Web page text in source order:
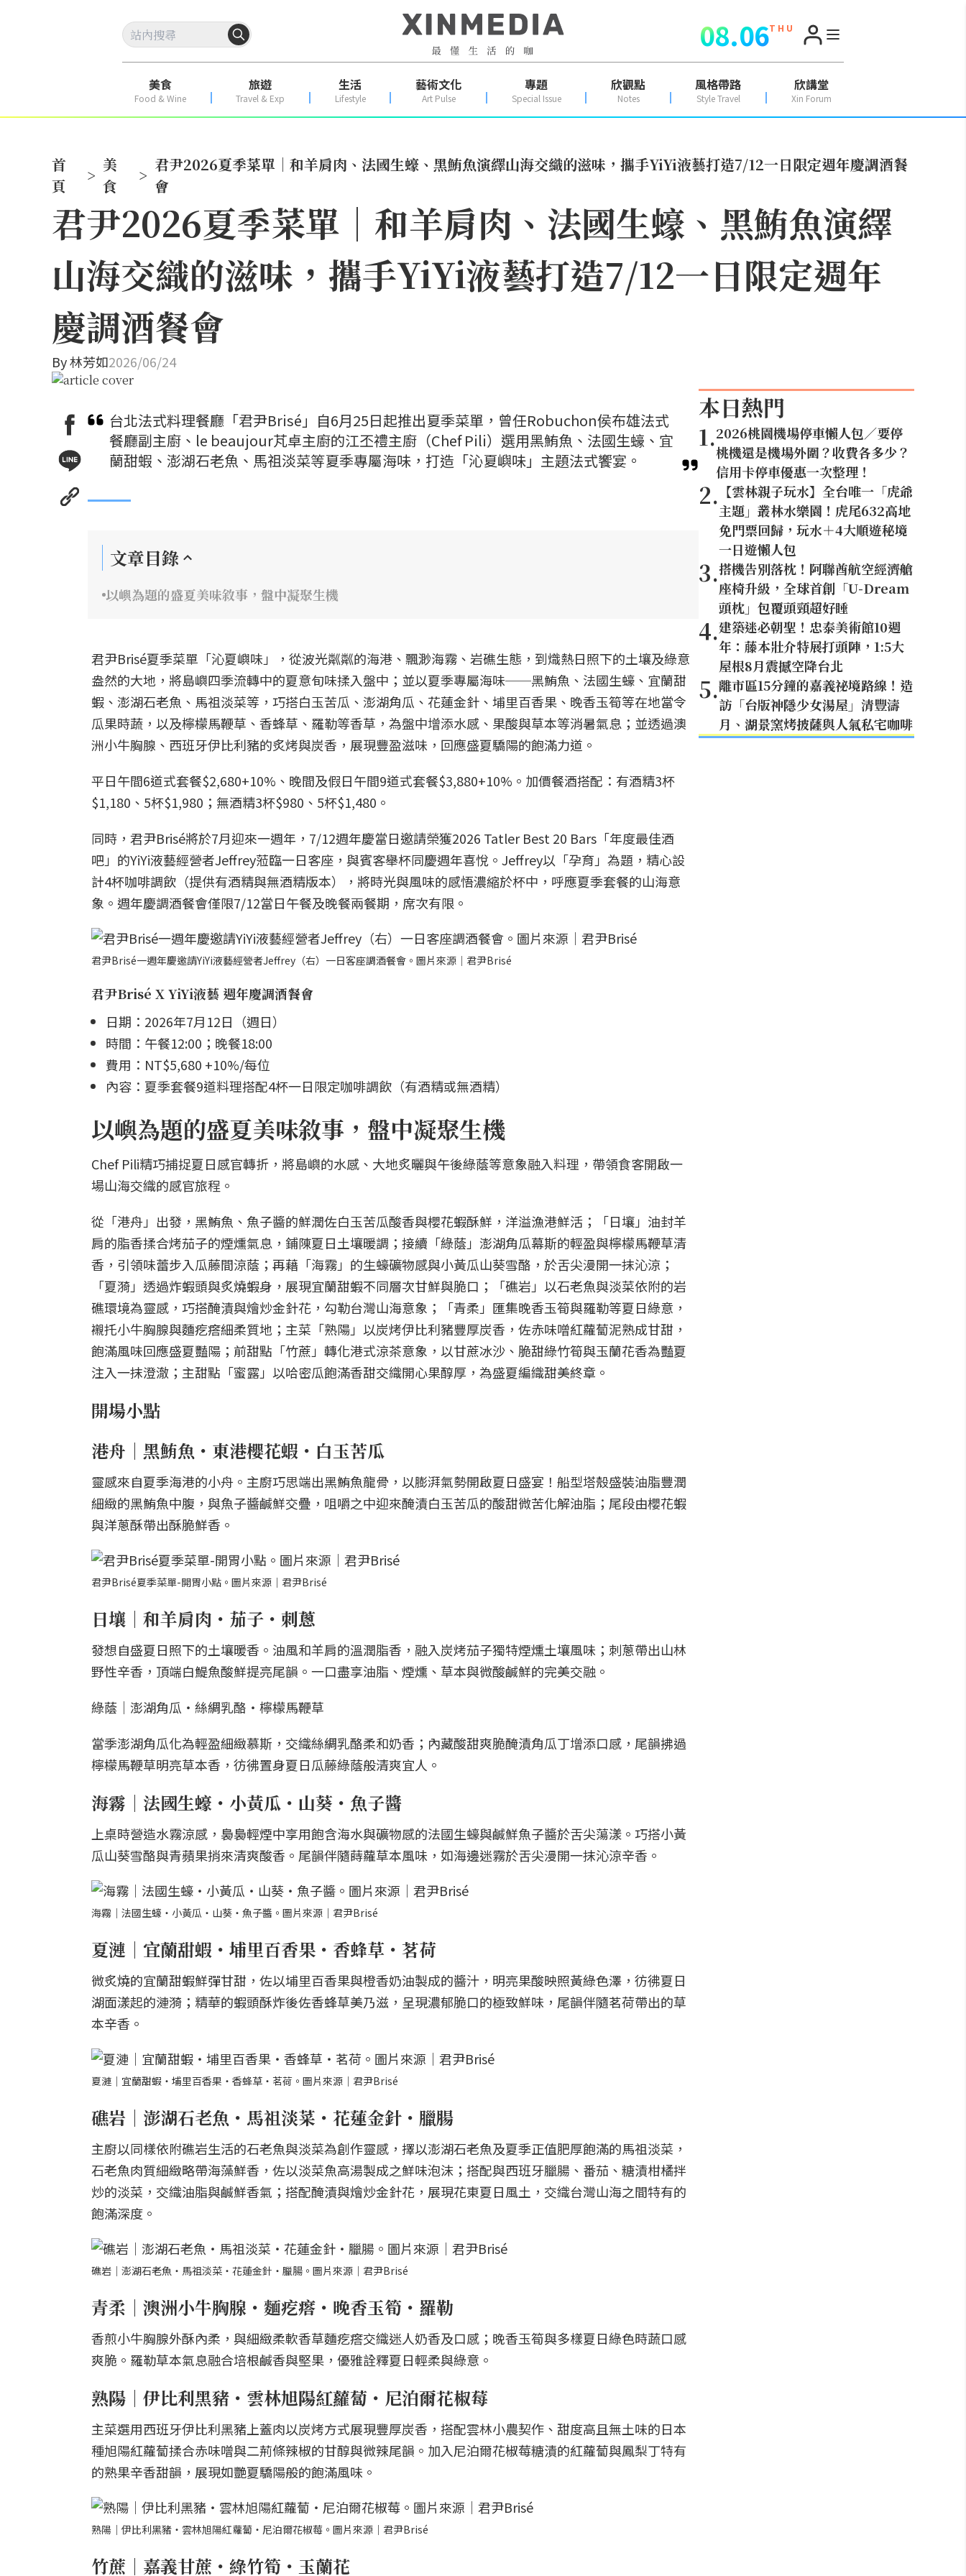
08.06T H U
美食
Food & Wine
旅遊
Travel & Exp
生活
Lifestyle
藝術文化
Art Pulse
專題
Special Issue
欣觀點
Notes
風格帶路
Style Travel
欣講堂
Xin Forum
首
頁
>
美
食
>
君尹2026夏季菜單｜和羊肩肉、法國生蠔、黑鮪魚演繹山海交織的滋味，攜手YiYi液藝打造7/12一日限定週年慶調酒餐
會
君尹2026夏季菜單｜和羊肩肉、法國生蠔、黑鮪魚演繹
山海交織的滋味，攜手YiYi液藝打造7/12一日限定週年
慶調酒餐會
By林芳如2026/06/24
台北法式料理餐廳「君尹Brisé」自6月25日起推出夏季菜單，曾任Robuchon侯布雄法式
餐廳副主廚、le beaujour芃卓主廚的江丕禮主廚（Chef Pili）選用黑鮪魚、法國生蠔、宜
蘭甜蝦、澎湖石老魚、馬祖淡菜等夏季專屬海味，打造「沁夏嶼味」主題法式饗宴。
文章目錄
以嶼為題的盛夏美味敘事，盤中凝聚生機
君尹Brisé夏季菜單「沁夏嶼味」，從波光粼粼的海港、飄渺海霧、岩礁生態，到熾熱日照下的土壤及綠意
盎然的大地，將島嶼四季流轉中的夏意旬味揉入盤中；並以夏季專屬海味──黑鮪魚、法國生蠔、宜蘭甜
蝦、澎湖石老魚、馬祖淡菜等，巧搭白玉苦瓜、澎湖角瓜、花蓮金針、埔里百香果、晚香玉筍等在地當令
瓜果時蔬，以及檸檬馬鞭草、香蜂草、羅勒等香草，為盤中增添水感、果酸與草本等消暑氣息；並透過澳
洲小牛胸腺、西班牙伊比利豬的炙烤與炭香，展現豐盈滋味，回應盛夏驕陽的飽滿力道。
平日午間6道式套餐$2,680+10%、晚間及假日午間9道式套餐$3,880+10%。加價餐酒搭配：有酒精3杯
$1,180、5杯$1,980；無酒精3杯$980、5杯$1,480。
同時，君尹Brisé將於7月迎來一週年，7/12週年慶當日邀請榮獲2026 Tatler Best 20 Bars「年度最佳酒
吧」的YiYi液藝經營者Jeffrey蒞臨一日客座，與賓客舉杯同慶週年喜悅。Jeffrey以「孕育」為題，精心設
計4杯咖啡調飲（提供有酒精與無酒精版本），將時光與風味的感悟濃縮於杯中，呼應夏季套餐的山海意
象。週年慶調酒餐會僅限7/12當日午餐及晚餐兩餐期，席次有限。
君尹Brisé一週年慶邀請YiYi液藝經營者Jeffrey（右）一日客座調酒餐會。圖片來源｜君尹Brisé
君尹Brisé X YiYi液藝 週年慶調酒餐會
日期：2026年7月12日（週日）
時間：午餐12:00；晚餐18:00
費用：NT$5,680 +10%/每位
內容：夏季套餐9道料理搭配4杯一日限定咖啡調飲（有酒精或無酒精）
以嶼為題的盛夏美味敘事，盤中凝聚生機
Chef Pili精巧捕捉夏日感官轉折，將島嶼的水感、大地炙曬與午後綠蔭等意象融入料理，帶領食客開啟一
場山海交織的感官旅程。
從「港舟」出發，黑鮪魚、魚子醬的鮮潤佐白玉苦瓜酸香與櫻花蝦酥鮮，洋溢漁港鮮活；「日壤」油封羊
肩的脂香揉合烤茄子的煙燻氣息，鋪陳夏日土壤暖調；接續「綠蔭」澎湖角瓜幕斯的輕盈與檸檬馬鞭草清
香，引領味蕾步入瓜藤間涼蔭；再藉「海霧」的生蠔礦物感與小黃瓜山葵雪酪，於舌尖漫開一抹沁涼；
「夏漪」透過炸蝦頭與炙燒蝦身，展現宜蘭甜蝦不同層次甘鮮與脆口；「礁岩」以石老魚與淡菜依附的岩
礁環境為靈感，巧搭醃漬與燴炒金針花，勾勒台灣山海意象；「青柔」匯集晚香玉筍與羅勒等夏日綠意，
襯托小牛胸腺與麵疙瘩細柔質地；主菜「熟陽」以炭烤伊比利豬豐厚炭香，佐赤味噌紅蘿蔔泥熟成甘甜，
飽滿風味回應盛夏豔陽；前甜點「竹蔗」轉化港式涼茶意象，以甘蔗冰沙、脆甜綠竹筍與玉蘭花香為豔夏
注入一抹澄澈；主甜點「蜜露」以哈密瓜飽滿香甜交織開心果醇厚，為盛夏編織甜美終章。
開場小點
港舟｜黑鮪魚・東港櫻花蝦・白玉苦瓜
靈感來自夏季海港的小舟。主廚巧思端出黑鮪魚龍骨，以膨湃氣勢開啟夏日盛宴！船型塔殼盛裝油脂豐潤
細緻的黑鮪魚中腹，與魚子醬鹹鮮交疊，咀嚼之中迎來醃漬白玉苦瓜的酸甜微苦化解油脂；尾段由櫻花蝦
與洋蔥酥帶出酥脆鮮香。
君尹Brisé夏季菜單-開胃小點。圖片來源｜君尹Brisé
日壤｜和羊肩肉・茄子・刺蔥
發想自盛夏日照下的土壤暖香。油風和羊肩的溫潤脂香，融入炭烤茄子獨特煙燻土壤風味；刺蔥帶出山林
野性辛香，頂端白鯷魚酸鮮提亮尾韻。一口盡享油脂、煙燻、草本與微酸鹹鮮的完美交融。
綠蔭｜澎湖角瓜・絲綢乳酪・檸檬馬鞭草
當季澎湖角瓜化為輕盈細緻慕斯，交織絲綢乳酪柔和奶香；內藏酸甜爽脆醃漬角瓜丁增添口感，尾韻拂過
檸檬馬鞭草明亮草本香，彷彿置身夏日瓜藤綠蔭般清爽宜人。
海霧｜法國生蠔・小黃瓜・山葵・魚子醬
上桌時營造水霧涼感，裊裊輕煙中享用飽含海水與礦物感的法國生蠔與鹹鮮魚子醬於舌尖蕩漾。巧搭小黃
瓜山葵雪酪與青蘋果捎來清爽酸香。尾韻伴隨蒔蘿草本風味，如海邊迷霧於舌尖漫開一抹沁涼辛香。
海霧｜法國生蠔・小黃瓜・山葵・魚子醬。圖片來源｜君尹Brisé
夏漣｜宜蘭甜蝦・埔里百香果・香蜂草・茗荷
微炙燒的宜蘭甜蝦鮮彈甘甜，佐以埔里百香果與橙香奶油製成的醬汁，明亮果酸映照黃綠色澤，彷彿夏日
湖面漾起的漣漪；精華的蝦頭酥炸後佐香蜂草美乃滋，呈現濃郁脆口的極致鮮味，尾韻伴隨茗荷帶出的草
本辛香。
夏漣｜宜蘭甜蝦・埔里百香果・香蜂草・茗荷。圖片來源｜君尹Brisé
礁岩｜澎湖石老魚・馬祖淡菜・花蓮金針・臘腸
主廚以同樣依附礁岩生活的石老魚與淡菜為創作靈感，擇以澎湖石老魚及夏季正值肥厚飽滿的馬祖淡菜，
石老魚肉質細緻略帶海藻鮮香，佐以淡菜魚高湯製成之鮮味泡沫；搭配與西班牙臘腸、番茄、糖漬柑橘拌
炒的淡菜，交織油脂與鹹鮮香氣；搭配醃漬與燴炒金針花，展現花東夏日風土，交織台灣山海之間特有的
飽滿深度。
礁岩｜澎湖石老魚・馬祖淡菜・花蓮金針・臘腸。圖片來源｜君尹Brisé
青柔｜澳洲小牛胸腺・麵疙瘩・晚香玉筍・羅勒
香煎小牛胸腺外酥內柔，與細緻柔軟香草麵疙瘩交織迷人奶香及口感；晚香玉筍與多樣夏日綠色時蔬口感
爽脆。羅勒草本氣息融合培根鹹香與堅果，優雅詮釋夏日輕柔與綠意。
熟陽｜伊比利黑豬・雲林旭陽紅蘿蔔・尼泊爾花椒莓
主菜選用西班牙伊比利黑豬上蓋肉以炭烤方式展現豐厚炭香，搭配雲林小農契作、甜度高且無土味的日本
種旭陽紅蘿蔔揉合赤味噌與二荊條辣椒的甘醇與微辣尾韻。加入尼泊爾花椒莓糖漬的紅蘿蔔與鳳梨丁特有
的熟果辛香甜韻，展現如艷夏驕陽般的飽滿風味。
熟陽｜伊比利黑豬・雲林旭陽紅蘿蔔・尼泊爾花椒莓。圖片來源｜君尹Brisé
竹蔗｜嘉義甘蔗・綠竹筍・玉蘭花
本日熱門
1.2026桃園機場停車懶人包／要停
桃機還是機場外圍？收費各多少？
信用卡停車優惠一次整理！
2. 【雲林親子玩水】全台唯一「虎爺
主題」叢林水樂園！虎尾632高地
免門票回歸，玩水＋4大順遊秘境
一日遊懶人包
3.搭機告別落枕！阿聯酋航空經濟艙
座椅升級，全球首創「U-Dream
頭枕」包覆頭頸超好睡
4.建築迷必朝聖！忠泰美術館10週
年：藤本壯介特展打頭陣，1:5大
屋根8月震撼空降台北
5.離市區15分鐘的嘉義祕境路線！造
訪「台版神隱少女湯屋」清豐濤
月、湖景窯烤披薩與人氣私宅咖啡